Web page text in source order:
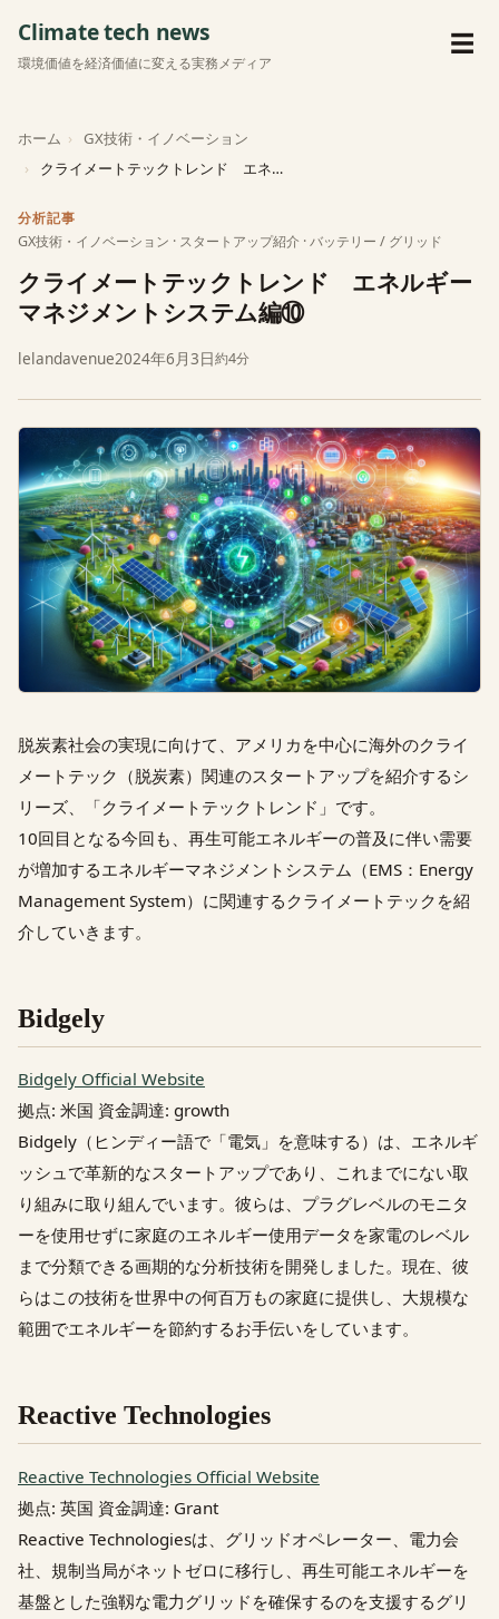
Climate tech news
環境価値を経済価値に変える実務メディア
メ
☰
ホーム
GX技術・イノベーション
クライメートテックトレンド エネルギーマネジメントシステム…
分析記事
GX技術・イノベーション · スタートアップ紹介 ·バッテリー / グリッド
クライメートテックトレンド エネルギー
マネジメントシステム編⑩
lelandavenue2024年6月3日約4分
脱炭素社会の実現に向けて、アメリカを中心に海外のクライ
メートテック（脱炭素）関連のスタートアップを紹介するシ
リーズ、「クライメートテックトレンド」です。
10回目となる今回も、再生可能エネルギーの普及に伴い需要
が増加するエネルギーマネジメントシステム（EMS：Energy
Management System）に関連するクライメートテックを紹
介していきます。
Bidgely
Bidgely Official Website
拠点: 米国 資金調達: growth
Bidgely（ヒンディー語で「電気」を意味する）は、エネルギ
ッシュで革新的なスタートアップであり、これまでにない取
り組みに取り組んでいます。彼らは、プラグレベルのモニタ
ーを使用せずに家庭のエネルギー使用データを家電のレベル
まで分類できる画期的な分析技術を開発しました。現在、彼
らはこの技術を世界中の何百万もの家庭に提供し、大規模な
範囲でエネルギーを節約するお手伝いをしています。
Reactive Technologies
Reactive Technologies Official Website
拠点: 英国 資金調達: Grant
Reactive Technologiesは、グリッドオペレーター、電力会
社、規制当局がネットゼロに移行し、再生可能エネルギーを
基盤とした強靱な電力グリッドを確保するのを支援するグリ